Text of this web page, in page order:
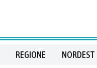
REGIONE NORDEST